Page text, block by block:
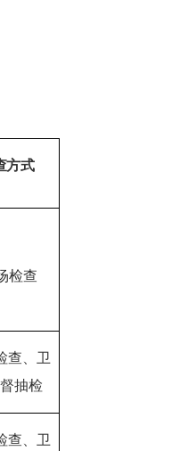
方式
检查
查、卫
抽检
查、卫